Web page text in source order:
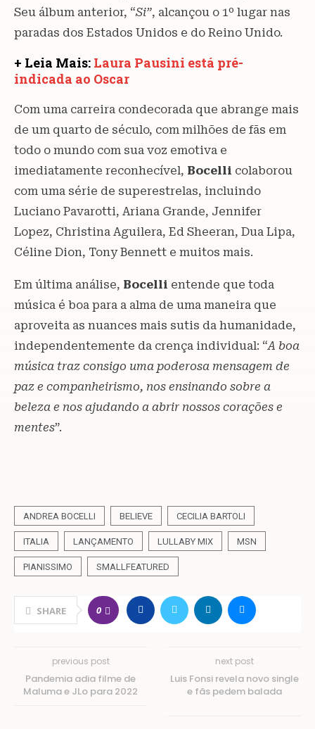
Seu álbum anterior, “Si”, alcançou o 1º lugar nas
paradas dos Estados Unidos e do Reino Unido.
+ Leia Mais: Laura Pausini está pré-
indicada ao Oscar
Com uma carreira condecorada que abrange mais
de um quarto de século, com milhões de fãs em
todo o mundo com sua voz emotiva e
imediatamente reconhecível, Bocelli colaborou
com uma série de superestrelas, incluindo
Luciano Pavarotti, Ariana Grande, Jennifer
Lopez, Christina Aguilera, Ed Sheeran, Dua Lipa,
Céline Dion, Tony Bennett e muitos mais.
Em última análise, Bocelli entende que toda
música é boa para a alma de uma maneira que
aproveita as nuances mais sutis da humanidade,
independentemente da crença individual: “A boa
música traz consigo uma poderosa mensagem de
paz e companheirismo, nos ensinando sobre a
beleza e nos ajudando a abrir nossos corações e
mentes”.
ANDREA BOCELLI BELIEVE CECILIA BARTOLI
ITALIA LANÇAMENTO LULLABY MIX MSN
PIANISSIMO SMALLFEATURED
SHARE 0
previous post
Pandemia adia filme de
Maluma e JLo para 2022
next post
Luis Fonsi revela novo single
e fãs pedem balada